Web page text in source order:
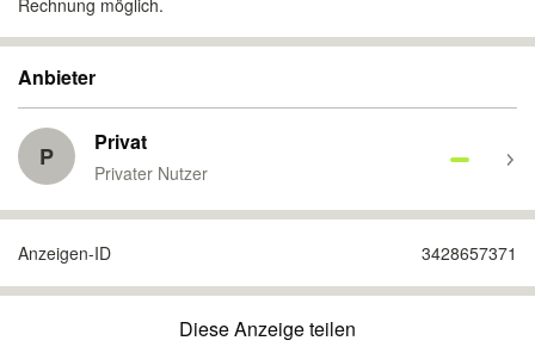
Rechnung möglich.
Anbieter
P Privat
Privater Nutzer
Anzeigen-ID 3428657371
Diese Anzeige teilen